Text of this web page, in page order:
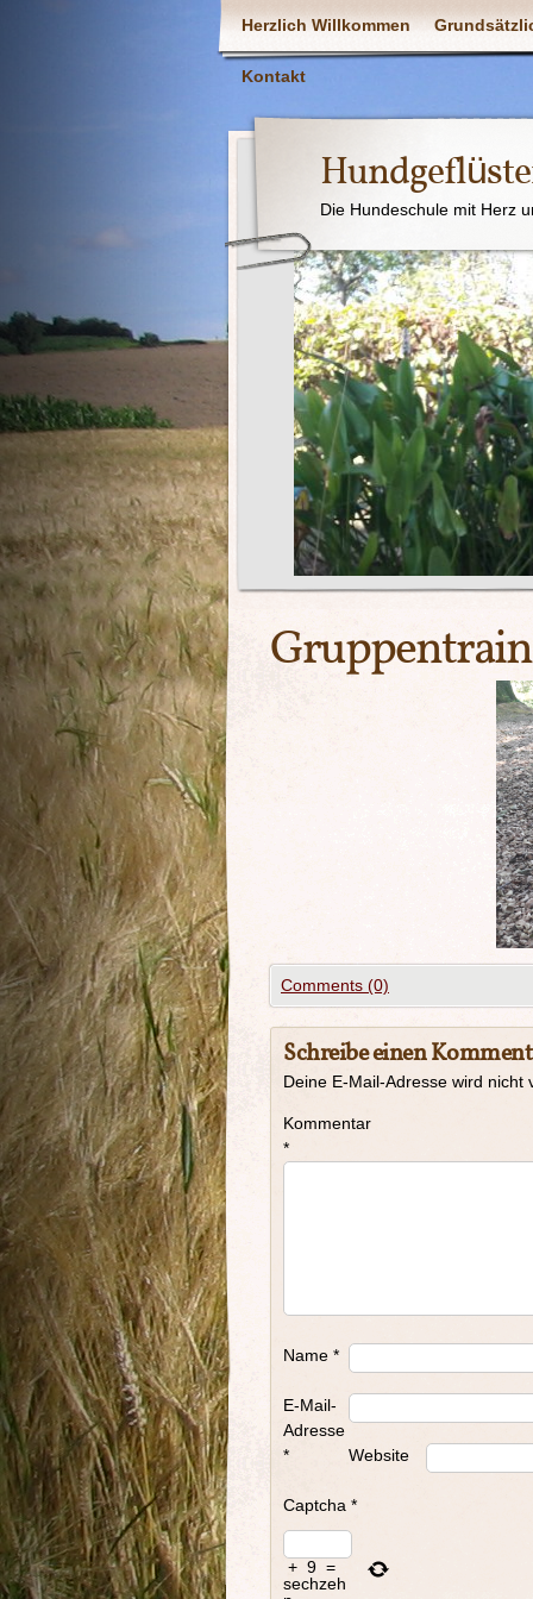
Herzlich Willkommen
Kontakt
Die Hundeschule mit Herz
Comments (0)
Schreibe einen
Deine E-Mail-Adresse wird nicht
Kommentar
*
Name *
E-Mail-
Adresse
*
Website
Captcha *
+ 9 =
sechzeh